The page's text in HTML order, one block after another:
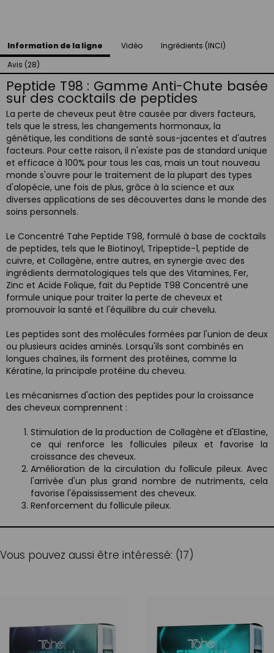
Information de la ligne Vidéo
Ingrédients (INCI)
Avis (28)
Peptide T98 : Gamme Anti-Chute basée
sur des cocktails de peptides
La perte de cheveux peut être causée par divers facteurs,
tels que le stress, les changements hormonaux, la
génétique, les conditions de santé sous-jacentes et d'autres
facteurs. Pour cette raison, il n'existe pas de standard unique
et efficace à 100% pour tous les cas, mais un tout nouveau
monde s'ouvre pour le traitement de la plupart des types
d'alopécie, une fois de plus, grâce à la science et aux
diverses applications de ses découvertes dans le monde des
soins personnels.
Le Concentré Tahe Peptide T98, formulé à base de cocktails
de peptides, tels que le Biotinoyl, Tripeptide-1, peptide de
cuivre, et Collagène, entre autres, en synergie avec des
ingrédients dermatologiques tels que des Vitamines, Fer,
Zinc et Acide Folique, fait du Peptide T98 Concentré une
formule unique pour traiter la perte de cheveux et
promouvoir la santé et l'équilibre du cuir chevelu.
Les peptides sont des molécules formées par l'union de deux
ou plusieurs acides aminés. Lorsqu'ils sont combinés en
longues chaînes, ils forment des protéines, comme la
Kératine, la principale protéine du cheveu.
Les mécanismes d'action des peptides pour la croissance
des cheveux comprennent :
Stimulation de la production de Collagène et d'Elastine,
ce qui renforce les follicules pileux et favorise la
croissance des cheveux.
Amélioration de la circulation du follicule pileux. Avec
l'arrivée d'un plus grand nombre de nutriments, cela
favorise l'épaississement des cheveux.
Renforcement du follicule pileux.
Vous pouvez aussi être intéressé: (17)